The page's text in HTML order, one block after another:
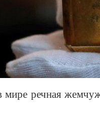
речная